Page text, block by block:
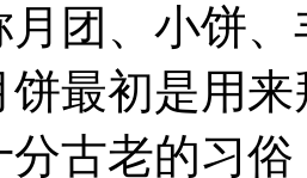
月团、小饼
最初是用
分古老的习